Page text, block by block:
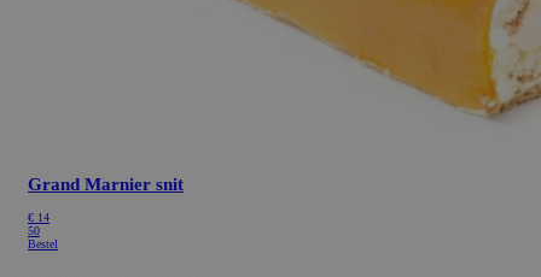
Grand Marnier snit
€ 14
50
Bestel